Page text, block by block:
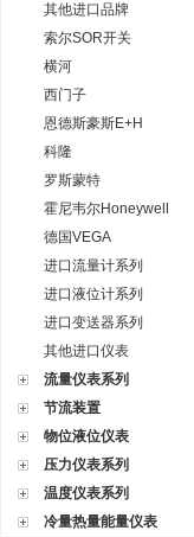
其他进口品牌
索尔SOR开关
横河
西门子
恩德斯豪斯E+H
科隆
罗斯蒙特
霍尼韦尔Honeywell
德国VEGA
进口流量计系列
进口液位计系列
进口变送器系列
其他进口仪表
流量仪表系列
节流装置
物位液位仪表
压力仪表系列
温度仪表系列
冷量热量能量仪表